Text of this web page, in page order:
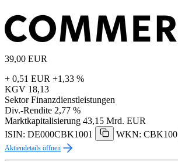
39,00 EUR
+ 0,51 EUR +1,33 %
KGV 18,13
Sektor Finanzdienstleistungen
Div.-Rendite 2,77 %
Marktkapitalisierung 43,15 Mrd. EUR
ISIN: DE000CBK1001
WKN: CBK100
Aktiendetails öffnen